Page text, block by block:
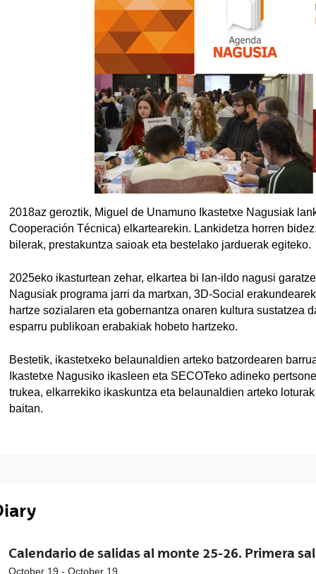
2018az geroztik, Miguel de Unamuno Ikastetxe Nagusiak
Cooperación Técnica) elkartearekin. Lankidetza horren
bilerak, prestakuntza saioak eta bestelako jarduerak egiteko.
2025eko ikasturtean zehar, elkartea bi lan-ildo nagusi
Nagusiak programa jarri da martxan, 3D-Social
hartze sozialaren eta gobernantza onaren kultura sustatzea
esparru publikoan erabakiak hobeto hartzeko.
Bestetik, ikastetxeko belaunaldien arteko batzordearen
Ikastetxe Nagusiko ikasleen eta SECOTeko adineko
trukea, elkarrekiko ikaskuntza eta belaunaldien arteko
baitan.
Calendario de salidas al monte 25-26. Primera
October 19 - October 19